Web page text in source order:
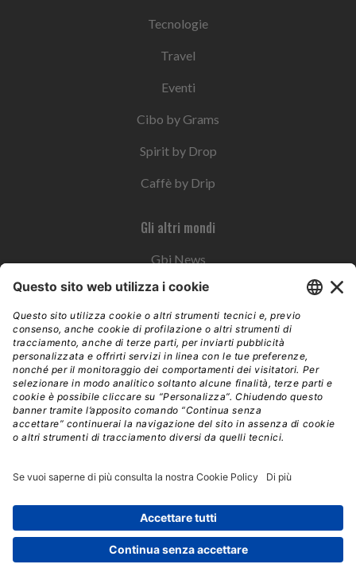
Tecnologie
Travel
Eventi
Cibo by Grams
Spirit by Drop
Caffè by Drip
Gli altri mondi
Gbi News
Instoremag
Esplora il gruppo
Edra Edizioni
Edizioni LSWR
LSWR Group
Mixer è un prodotto del network Edra Edizioni. Direzione, amministrazione,
redazione, pubblicità | © Copyright 2026 – Tutti i diritti riservati | Partita IVA e C.F.
14392510963